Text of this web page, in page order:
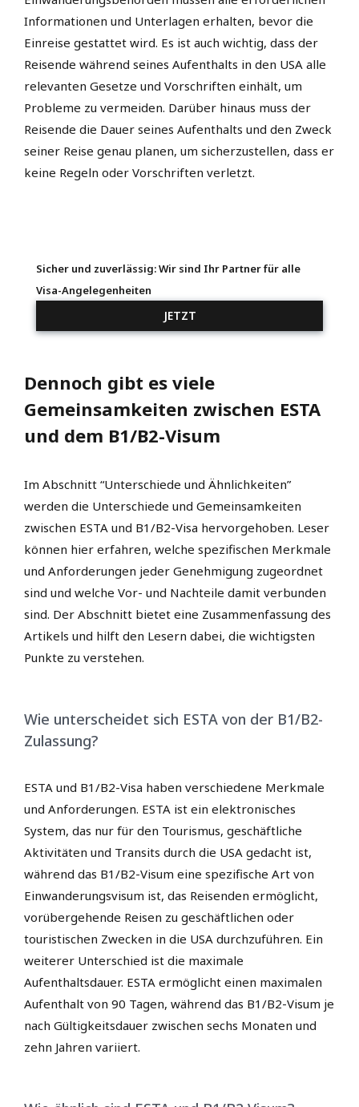
Informationen und Unterlagen erhalten, bevor die
Einreise gestattet wird. Es ist auch wichtig, dass der
Reisende während seines Aufenthalts in den USA alle
relevanten Gesetze und Vorschriften einhält, um
Probleme zu vermeiden. Darüber hinaus muss der
Reisende die Dauer seines Aufenthalts und den Zweck
seiner Reise genau planen, um sicherzustellen, dass er
keine Regeln oder Vorschriften verletzt.
Sicher und zuverlässig: Wir sind Ihr Partner für alle
Visa-Angelegenheiten
JETZT
Dennoch gibt es viele
Gemeinsamkeiten zwischen ESTA
und dem B1/B2-Visum
Im Abschnitt “Unterschiede und Ähnlichkeiten”
werden die Unterschiede und Gemeinsamkeiten
zwischen ESTA und B1/B2-Visa hervorgehoben. Leser
können hier erfahren, welche spezifischen Merkmale
und Anforderungen jeder Genehmigung zugeordnet
sind und welche Vor- und Nachteile damit verbunden
sind. Der Abschnitt bietet eine Zusammenfassung des
Artikels und hilft den Lesern dabei, die wichtigsten
Punkte zu verstehen.
Wie unterscheidet sich ESTA von der B1/B2-
Zulassung?
ESTA und B1/B2-Visa haben verschiedene Merkmale
und Anforderungen. ESTA ist ein elektronisches
System, das nur für den Tourismus, geschäftliche
Aktivitäten und Transits durch die USA gedacht ist,
während das B1/B2-Visum eine spezifische Art von
Einwanderungsvisum ist, das Reisenden ermöglicht,
vorübergehende Reisen zu geschäftlichen oder
touristischen Zwecken in die USA durchzuführen. Ein
weiterer Unterschied ist die maximale
Aufenthaltsdauer. ESTA ermöglicht einen maximalen
Aufenthalt von 90 Tagen, während das B1/B2-Visum je
nach Gültigkeitsdauer zwischen sechs Monaten und
zehn Jahren variiert.